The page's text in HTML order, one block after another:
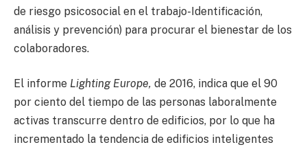
de riesgo psicosocial en el trabajo-Identificación,
análisis y prevención) para procurar el bienestar de los
colaboradores.
El informe Lighting Europe, de 2016, indica que el 90
por ciento del tiempo de las personas laboralmente
activas transcurre dentro de edificios, por lo que ha
incrementado la tendencia de edificios inteligentes